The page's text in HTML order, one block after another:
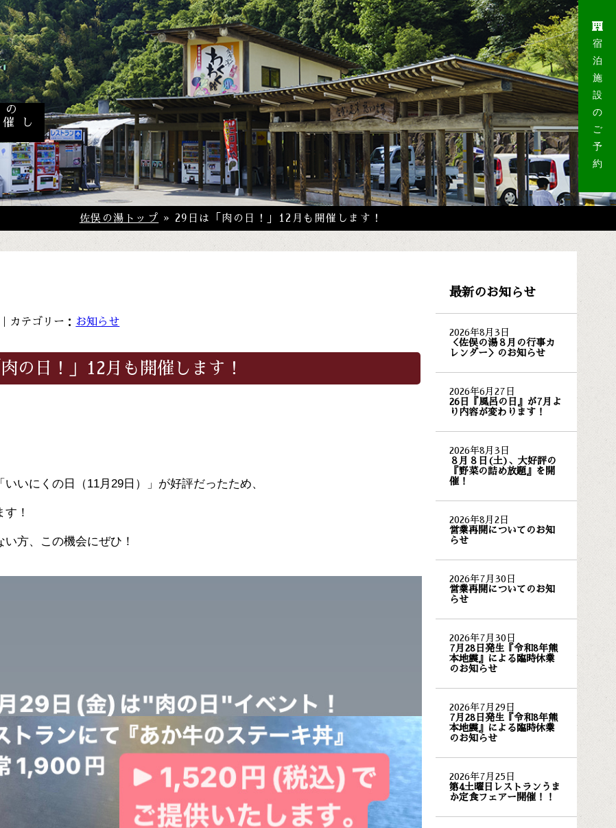
し
佐俣の湯トップ » 29日は「肉の日！」12月も開催します！
カテゴリー： お知らせ
の日！」12月も開催します！
いいにくの日（11月29日）」が好評だったため、
！
い方、この機会にぜひ！
最新のお知らせ
2026年8月3日
＜佐俣の湯８月の行事カ
レンダー＞のお知らせ
2026年6月27日
26日『風呂の日』が7月よ
り内容が変わります！
2026年8月3日
８月８日(土)、大好評の
『野菜の詰め放題』を開
催！
2026年8月2日
営業再開についてのお知
らせ
2026年7月30日
営業再開についてのお知
らせ
2026年7月30日
7月28日発生『令和8年熊
本地震』による臨時休業
のお知らせ
2026年7月29日
7月28日発生『令和8年熊
本地震』による臨時休業
のお知らせ
2026年7月25日
第4土曜日レストランうま
か定食フェアー開催！！
宿
泊
施
設
の
ご
予
約